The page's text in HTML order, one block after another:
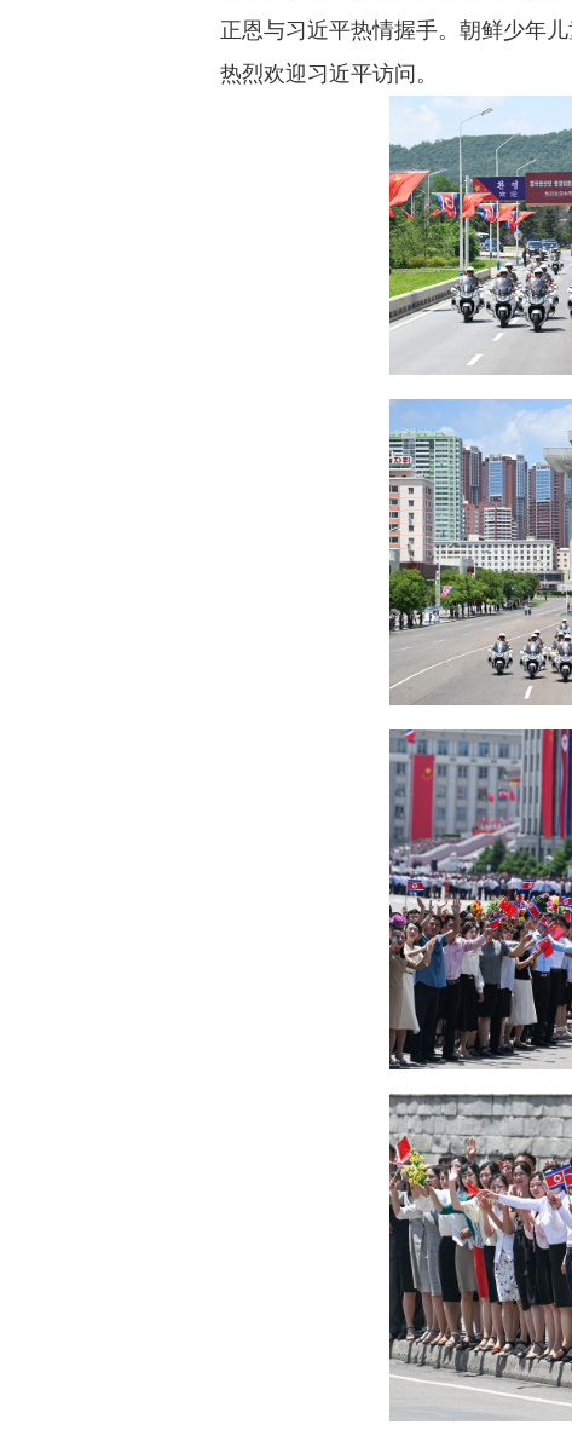
正恩与习近平热情握手。朝鲜少年
热烈欢迎习近平访问。